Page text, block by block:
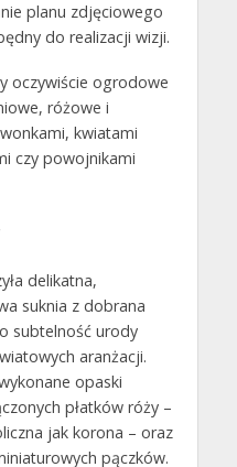
planu zdjęciowego
do realizacji wizji.
oczywiście ogrodowe
różowe i
kwiatami
czy powojnikami
delikatna,
suknia z dobrana
subtelność urody
aranżacji.
opaski
płatków róży –
jak korona – oraz
pączków.